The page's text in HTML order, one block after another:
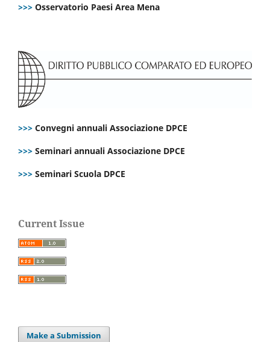
>>> Osservatorio Paesi Area Mena
>>> Convegni annuali Associazione DPCE
>>> Seminari annuali Associazione DPCE
>>> Seminari Scuola DPCE
Current Issue
Make a Submission